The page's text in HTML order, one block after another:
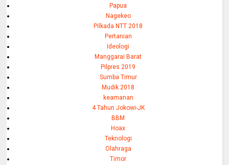
Papua
Nagekeo
Pilkada NTT 2018
Pertanian
Ideologi
Manggarai Barat
Pilpres 2019
Sumba Timur
Mudik 2018
keamanan
4 Tahun Jokowi-JK
BBM
Hoax
Teknologi
Olahraga
Timor